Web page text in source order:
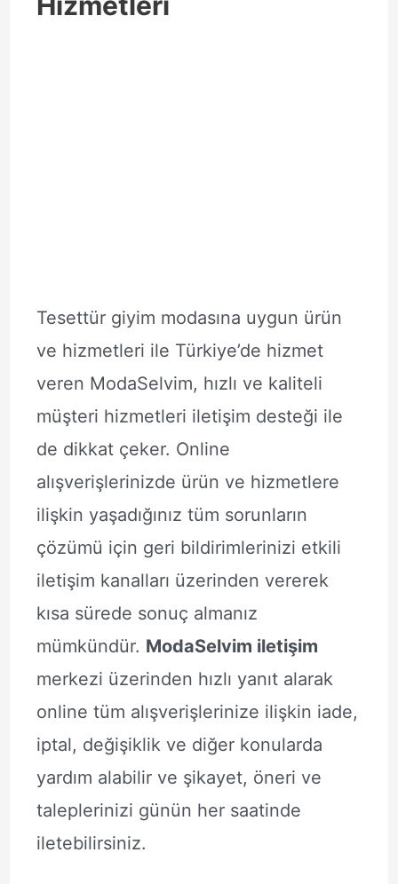
Tesettür giyim modasına uygun ürün
ve hizmetleri ile Türkiye’de hizmet
veren ModaSelvim, hızlı ve kaliteli
müşteri hizmetleri iletişim desteği ile
de dikkat çeker. Online
alışverişlerinizde ürün ve hizmetlere
ilişkin yaşadığınız tüm sorunların
çözümü için geri bildirimlerinizi etkili
iletişim kanalları üzerinden vererek
kısa sürede sonuç almanız
mümkündür. ModaSelvim iletişim
merkezi üzerinden hızlı yanıt alarak
online tüm alışverişlerinize ilişkin iade,
iptal, değişiklik ve diğer konularda
yardım alabilir ve şikayet, öneri ve
taleplerinizi günün her saatinde
iletebilirsiniz.